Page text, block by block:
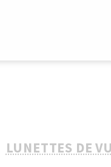
LUNETTES DE